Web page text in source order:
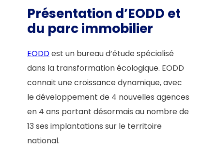
Présentation d’EODD et
du parc immobilier
EODDest un bureau d’étude spécialisé
dans la transformation écologique. EODD
connait une croissance dynamique, avec
le développement de 4 nouvelles agences
en 4 ans portant désormais au nombre de
13 ses implantations sur le territoire
national.